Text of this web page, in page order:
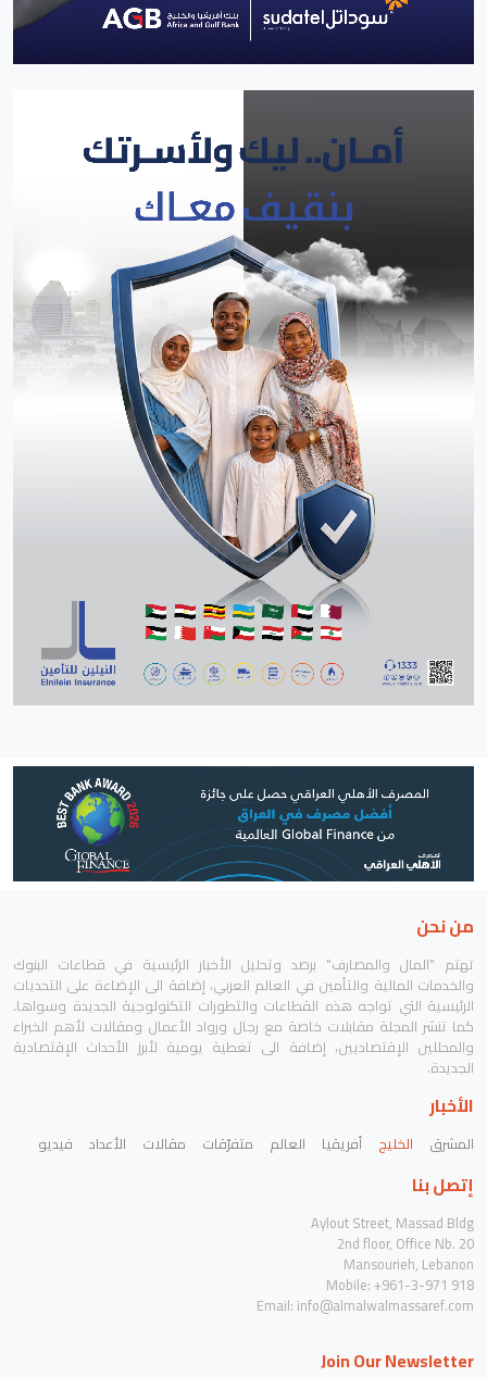
من نحن
تهتم "المال والمصارف" برصد وتحليل الأخبار الرئيسية في قطاعات البنوك
والخدمات المالية والتأمين في العالم العربي، إضافة الى الإضاءة على التحديات
الرئيسية التي تواجه هذه القطاعات والتطورات التكنولوجية الجديدة وسواها.
كما تنشر المجلة مقابلات خاصة مع رجال ورواد الأعمال ومقالات لأهم الخبراء
والمحللين الإقتصاديين، إضافة الى تغطية يومية لأبرز الأحداث الإقتصادية
الجديدة.
الأخبار
المشرق الخليج أفريقيا العالم متفرّقات مقالات الأعداد فيديو
إتصل بنا
Aylout Street, Massad Bldg
2nd floor, Office Nb. 20
Mansourieh, Lebanon
Mobile: +961-3-971 918
Email: info@almalwalmassaref.com
Join Our Newsletter